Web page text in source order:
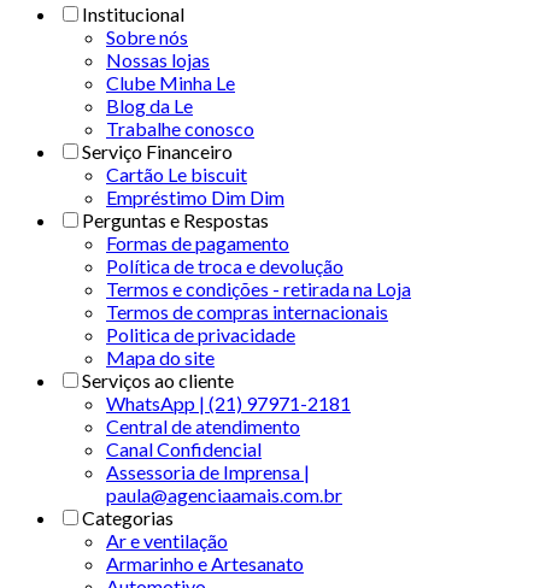
Institucional
Sobre nós
Nossas lojas
Clube Minha Le
Blog da Le
Trabalhe conosco
Serviço Financeiro
Cartão Le biscuit
Empréstimo Dim Dim
Perguntas e Respostas
Formas de pagamento
Política de troca e devolução
Termos e condições - retirada na Loja
Termos de compras internacionais
Politica de privacidade
Mapa do site
Serviços ao cliente
WhatsApp | (21) 97971-2181
Central de atendimento
Canal Confidencial
Assessoria de Imprensa |
paula@agenciaamais.com.br
Categorias
Ar e ventilação
Armarinho e Artesanato